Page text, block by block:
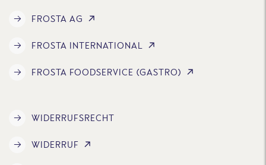
FROSTA AG
FROSTA INTERNATIONAL
FROSTA FOODSERVICE (GASTRO)
WIDERRUFSRECHT
WIDERRUF